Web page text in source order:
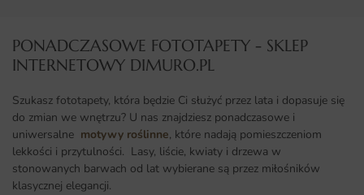
PONADCZASOWE FOTOTAPETY - SKLEP
INTERNETOWY DIMURO.PL​
Szukasz fototapety, która będzie Ci służyć przez lata i dopasuje się
do zmian we wnętrzu? U nas znajdziesz ponadczasowe i
uniwersalne motywy roślinne, które nadają pomieszczeniom
lekkości i przytulności. Lasy, liście, kwiaty i drzewa w
stonowanych barwach od lat wybierane są przez miłośników
klasycznej elegancji.